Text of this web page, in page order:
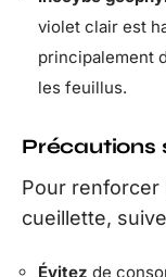
violet clair est
principalement
les feuillus.
Précautions
Pour renforcer
cueillette,
Évitez de